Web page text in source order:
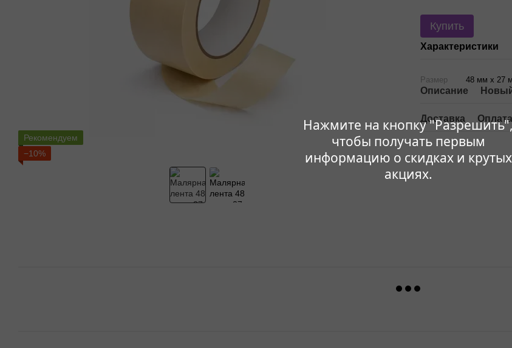
Нажмите на кнопку "Разрешить",
чтобы получать первым
информацию о скидках и крутых
акциях.
Рекомендуем
−10%
Купить
Характеристики
Размер 48 мм x 27 м
Описание
Доставка Оплата